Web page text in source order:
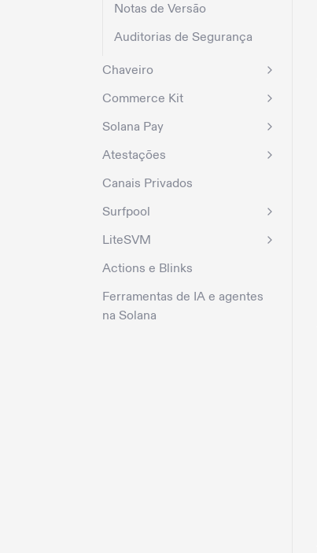
Notas de Versão
Auditorias de Segurança
Chaveiro
Commerce Kit
Solana Pay
Atestações
Canais Privados
Surfpool
LiteSVM
Actions e Blinks
Ferramentas de IA e agentes
na Solana